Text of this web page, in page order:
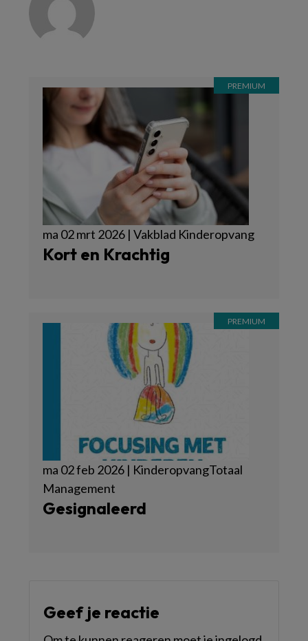
ma 02 mrt 2026 | Vakblad Kinderopvang
Kort en Krachtig
ma 02 feb 2026 | KinderopvangTotaal
Management
Gesignaleerd
Geef je reactie